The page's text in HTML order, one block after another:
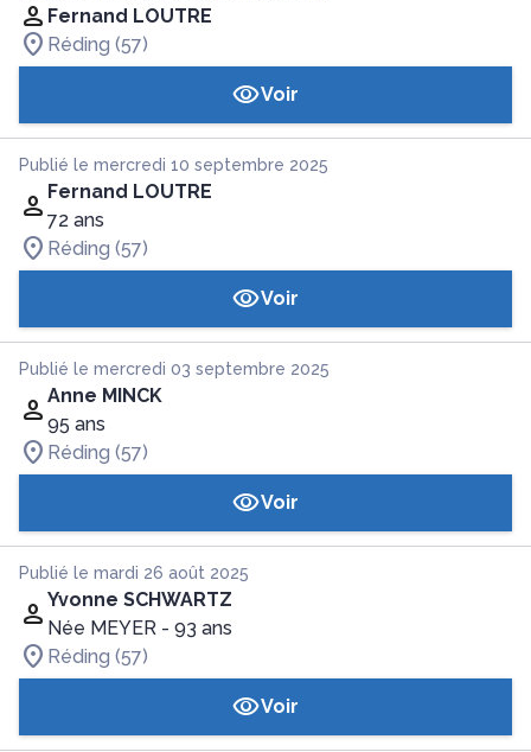
Fernand LOUTRE
Réding (57)
Voir
Publié le mercredi 10 septembre 2025
Fernand LOUTRE
72 ans
Réding (57)
Voir
Publié le mercredi 03 septembre 2025
Anne MINCK
95 ans
Réding (57)
Voir
Publié le mardi 26 août 2025
Yvonne SCHWARTZ
Née MEYER - 93 ans
Réding (57)
Voir